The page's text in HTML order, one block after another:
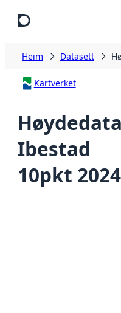
Heim Datasett
Kartverket
Høydedata
Ibestad
10pkt 2024